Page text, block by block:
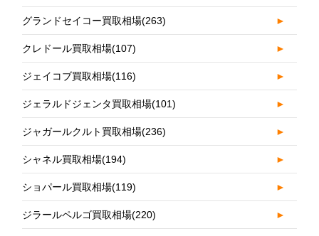
グランドセイコー買取相場(263) ►
クレドール買取相場(107) ►
ジェイコブ買取相場(116) ►
ジェラルドジェンタ買取相場(101) ►
ジャガールクルト買取相場(236) ►
シャネル買取相場(194) ►
ショパール買取相場(119) ►
ジラールペルゴ買取相場(220) ►